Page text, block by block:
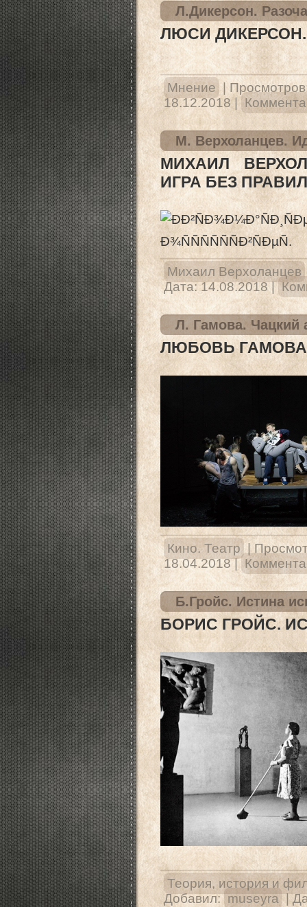
Л.Дикерсон.
ЛЮСИ
Мнение |
18.12.2018
М. Верхоланцев.
МИХАИЛ
ИГРА БЕЗ ПРАВИЛ
Михаил Верхоланцев
Дата: 14.08.2018 |
Л. Гамова. Чацкий
ЛЮБОВЬ
Кино. Театр |
18.04.2018 |
Б.Гройс. Истина
БОРИС ГРОЙС.
Теория, история и
Добавил: museyra |